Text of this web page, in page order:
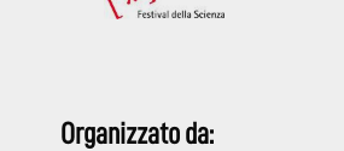
Organizzato da: